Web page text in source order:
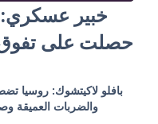
خبير عسكري:
حصلت على
بافلو لاكيتشوك: روسيا
والضربات العميقة